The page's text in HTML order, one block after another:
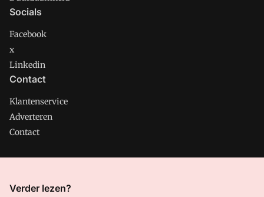
Socials
Facebook
x
Linkedin
Contact
Klantenservice
Adverteren
Contact
CMweb is onderdeel van VMN media. Lees in
Verder lezen?